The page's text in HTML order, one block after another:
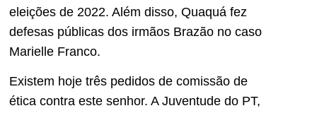
eleições de 2022. Além disso, Quaquá fez
defesas públicas dos irmãos Brazão no caso
Marielle Franco.
Existem hoje três pedidos de comissão de
ética contra este senhor. A Juventude do PT,